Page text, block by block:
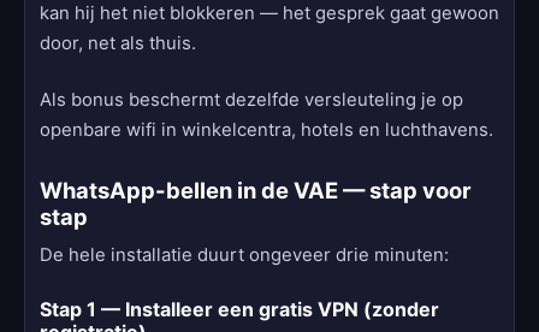
kan hij het niet blokkeren — het gesprek gaat gewoon
door, net als thuis.
Als bonus beschermt dezelfde versleuteling je op
openbare wifi in winkelcentra, hotels en luchthavens.
WhatsApp-bellen in de VAE — stap voor
stap
De hele installatie duurt ongeveer drie minuten:
Stap 1 — Installeer een gratis VPN (zonder